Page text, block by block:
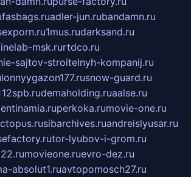
fasbags.ruadler-jun.rubandamn.ru
1mus.rudarksand.ru
msk.rurtdco.ru
sajtov-stroitelnyh-kompanij.ru
snow-guard.ru
demaholding.ruaalse.ru
perkoka.rumovie-one.ru
sibarchives.ruandreislyusar.ru
tor-lyubov-i-grom.ru
movieone.ruevro-dez.ru
absolut1.ruavtopomosch27.ru